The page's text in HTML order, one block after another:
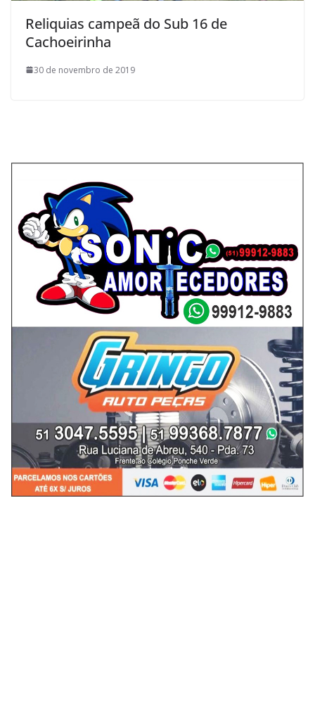
Reliquias campeã do Sub 16 de
Cachoeirinha
30 de novembro de 2019